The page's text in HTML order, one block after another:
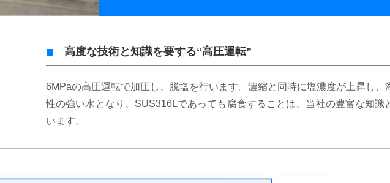
高度な技術と知識を要する“高圧運転”
6MPaの高圧運転で加圧し、脱塩を行います。濃縮と同時に塩濃度が上昇し、
性の強い水となり、SUS316Lであっても腐食することは、当社の豊富な知識
います。